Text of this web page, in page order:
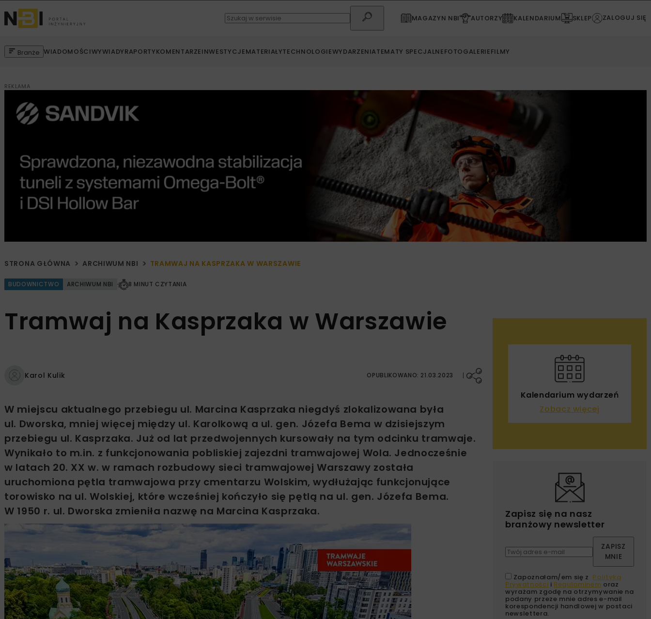
MAGAZYN NBI AUTORZY KALENDARIUM SKLEP ZALOGUJ SIĘ
Branże WIADOMOŚCIWYWIADYRAPORTYKOMENTARZEINWESTYCJEMATERIAŁYTECHNOLOGIEWYDARZENIATEMATY SPECJALNEFOTOGALERIEFILMY
REKLAMA
STRONA GŁÓWNA ARCHIWUM NBI TRAMWAJ NA KASPRZAKA W WARSZAWIE
BUDOWNICTWO ARCHIWUM NBI 8 MINUT CZYTANIA
Tramwaj na Kasprzaka w Warszawie
Karol Kulik OPUBLIKOWANO: 21.03.2023
W miejscu aktualnego przebiegu ul. Marcina Kasprzaka niegdyś zlokalizowana była
ul. Dworska, mniej więcej między ul. Karolkową a ul. gen. Józefa Bema w dzisiejszym
przebiegu ul. Kasprzaka. Już od lat przedwojennych kursowały na tym odcinku tramwaje.
Wynikało to m.in. z funkcjonowania pobliskiej zajezdni tramwajowej Wola. Jednocześnie
w latach 20. XX w. w ramach rozbudowy sieci tramwajowej Warszawy została
uruchomiona pętla tramwajowa przy cmentarzu Wolskim, wydłużając funkcjonujące
torowisko na ul. Wolskiej, które wcześniej kończyło się pętlą na ul. gen. Józefa Bema.
W 1950 r. ul. Dworska zmieniła nazwę na Marcina Kasprzaka.
Kalendarium wydarzeń
Zobacz więcej
Zapisz się na nasz
branżowy newsletter
ZAPISZ
MNIE
Zapoznałam/em się z Polityką
Prywatności i Regulaminem oraz
wyrażam zgodę na otrzymywanie na
podany przeze mnie adres e-mail
korespondencji handlowej w postaci
newslettera.